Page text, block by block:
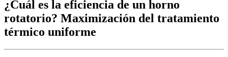
¿Cuál es la eficiencia de un horno
rotatorio? Maximización del tratamiento
térmico uniforme